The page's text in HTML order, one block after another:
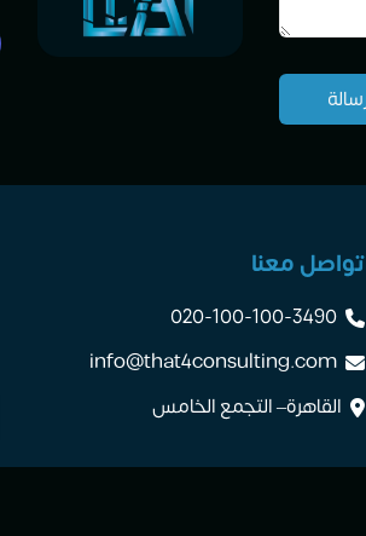
تواصل معنا
020-100-100-3490
info@that4consulting.com
القاهرة– التجمع الخامس